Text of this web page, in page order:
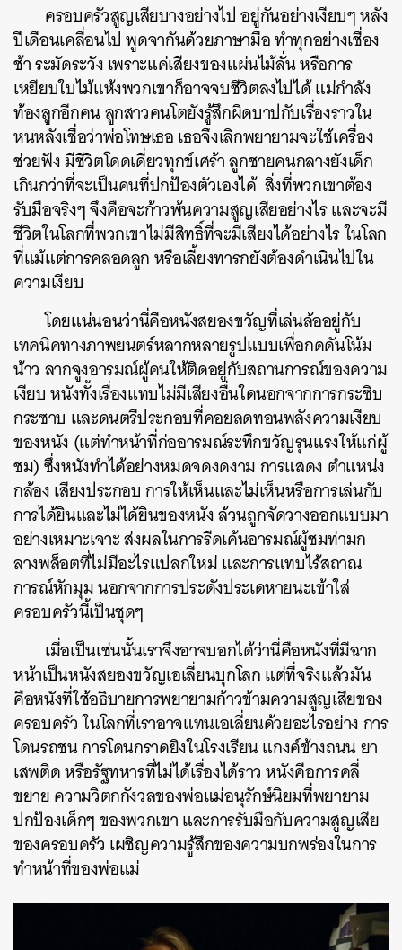
ครอบครัวสูญเสียบางอย่างไป อยู่กันอย่างเงียบๆ หลัง
ปีเดือนเคลื่อนไป พูดจากันด้วยภาษามือ ทำทุกอย่างเชื่อง
ช้า ระมัดระวัง เพราะแค่เสียงของแผ่นไม้ลั่น หรือการ
เหยียบใบไม้แห้งพวกเขาก็อาจจบชีวิตลงไปได้ แม่กำลัง
ท้องลูกอีกคน ลูกสาวคนโตยังรู้สึกผิดบาปกับเรื่องราวใน
หนหลังเชื่อว่าพ่อโทษเธอ เธอจึงเลิกพยายามจะใช้เครื่อง
ช่วยฟัง มีชีวิตโดดเดี่ยวทุกข์เศร้า ลูกชายคนกลางยังเด็ก
เกินกว่าที่จะเป็นคนที่ปกป้องตัวเองได้ สิ่งที่พวกเขาต้อง
รับมือจริงๆ จึงคือจะก้าวพ้นความสูญเสียอย่างไร และจะมี
ชีวิตในโลกที่พวกเขาไม่มีสิทธิ์ที่จะมีเสียงได้อย่างไร ในโลก
ที่แม้แต่การคลอดลูก หรือเลี้ยงทารกยังต้องดำเนินไปใน
ความเงียบ
โดยแน่นอนว่านี่คือหนังสยองขวัญที่เล่นล้ออยู่กับ
เทคนิคทางภาพยนตร์หลากหลายรูปแบบเพื่อกดดันโน้ม
น้าว ลากจูงอารมณ์ผู้คนให้ติดอยู่กับสถานการณ์ของความ
เงียบ หนังทั้งเรื่องแทบไม่มีเสียงอื่นใดนอกจากการกระซิบ
กระซาบ และดนตรีประกอบที่คอยลดทอนพลังความเงียบ
ของหนัง (แต่ทำหน้าที่ก่ออารมณ์ระทึกขวัญรุนแรงให้แก่ผู้
ชม) ซึ่งหนังทำได้อย่างหมดจดงดงาม การแสดง ตำแหน่ง
กล้อง เสียงประกอบ การให้เห็นและไม่เห็นหรือการเล่นกับ
การได้ยินและไม่ได้ยินของหนัง ล้วนถูกจัดวางออกแบบมา
อย่างเหมาะเจาะ ส่งผลในการรีดเค้นอารมณ์ผู้ชมท่ามก
ลางพล็อตที่ไม่มีอะไรแปลกใหม่ และการแทบไร้สถาณ
การณ์หักมุม นอกจากการประดังประเดหายนะเข้าใส่
ครอบครัวนี้เป็นชุดๆ
เมื่อเป็นเช่นนั้นเราจึงอาจบอกได้ว่านี่คือหนังที่มีฉาก
หน้าเป็นหนังสยองขวัญเอเลี่ยนบุกโลก แต่ที่จริงแล้วมัน
คือหนังที่ใช้อธิบายการพยายามก้าวข้ามความสูญเสียของ
ครอบครัว ในโลกที่เราอาจแทนเอเลี่ยนด้วยอะไรอย่าง การ
โดนรถชน การโดนกราดยิงในโรงเรียน แกงค์ข้างถนน ยา
เสพติด หรือรัฐทหารที่ไม่ได้เรื่องได้ราว หนังคือการคลี่
ขยาย ความวิตกกังวลของพ่อแม่อนุรักษ์นิยมที่พยายาม
ปกป้องเด็กๆ ของพวกเขา และการรับมือกับความสูญเสีย
ของครอบครัว เผชิญความรู้สึกของความบกพร่องในการ
ทำหน้าที่ของพ่อแม่